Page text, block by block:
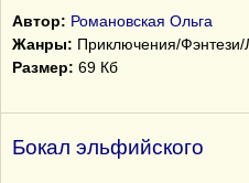
Автор: Романовская Ольга
Жанры: Приключения/
Размер: 69 Кб
Бокал эльфийского